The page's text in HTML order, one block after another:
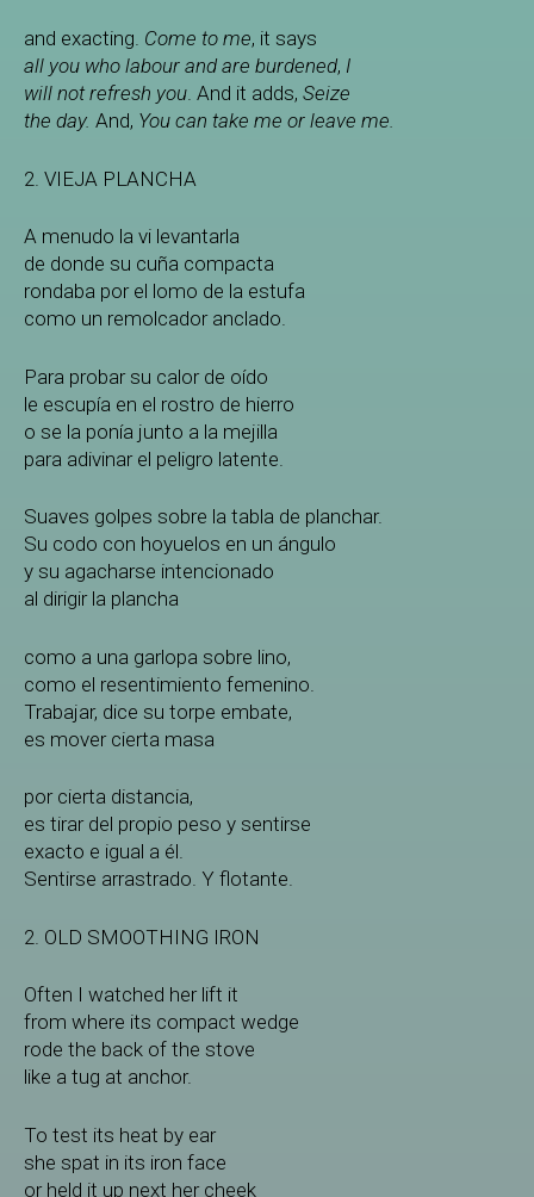
and exacting. Come to me, it says
all you who labour and are burdened, I
will not refresh you. And it adds, Seize
the day. And, You can take me or leave me.
2. VIEJA PLANCHA
A menudo la vi levantarla
de donde su cuña compacta
rondaba por el lomo de la estufa
como un remolcador anclado.
Para probar su calor de oído
le escupía en el rostro de hierro
o se la ponía junto a la mejilla
para adivinar el peligro latente.
Suaves golpes sobre la tabla de planchar.
Su codo con hoyuelos en un ángulo
y su agacharse intencionado
al dirigir la plancha
como a una garlopa sobre lino,
como el resentimiento femenino.
Trabajar, dice su torpe embate,
es mover cierta masa
por cierta distancia,
es tirar del propio peso y sentirse
exacto e igual a él.
Sentirse arrastrado. Y flotante.
2. OLD SMOOTHING IRON
Often I watched her lift it
from where its compact wedge
rode the back of the stove
like a tug at anchor.
To test its heat by ear
she spat in its iron face
or held it up next her cheek